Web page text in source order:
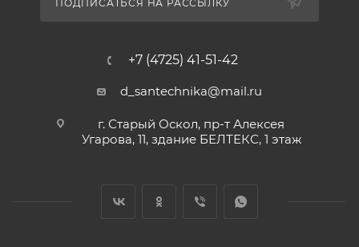
ПОДПИСАТЬСЯ НА РАССЫЛКУ
+7 (4725) 41-51-42
d_santechnika@mail.ru
г. Старый Оскол, пр-т Алексея
Угарова, 11, здание БЕЛТЕКС, 1 этаж